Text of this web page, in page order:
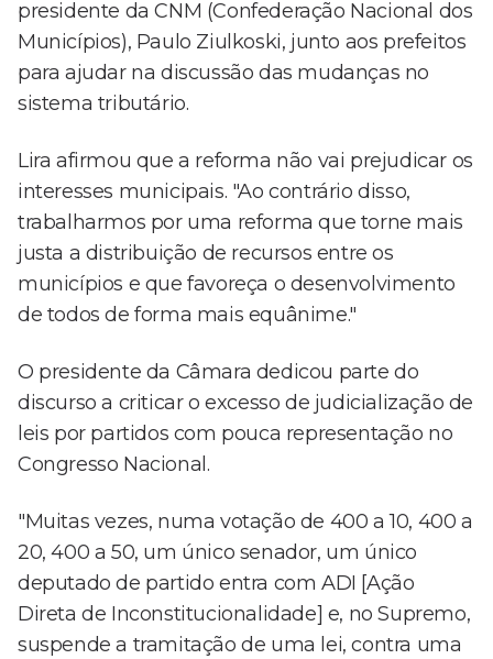
presidente da CNM (Confederação Nacional dos
Municípios), Paulo Ziulkoski, junto aos prefeitos
para ajudar na discussão das mudanças no
sistema tributário.
Lira afirmou que a reforma não vai prejudicar os
interesses municipais. "Ao contrário disso,
trabalharmos por uma reforma que torne mais
justa a distribuição de recursos entre os
municípios e que favoreça o desenvolvimento
de todos de forma mais equânime."
O presidente da Câmara dedicou parte do
discurso a criticar o excesso de judicialização de
leis por partidos com pouca representação no
Congresso Nacional.
"Muitas vezes, numa votação de 400 a 10, 400 a
20, 400 a 50, um único senador, um único
deputado de partido entra com ADI [Ação
Direta de Inconstitucionalidade] e, no Supremo,
suspende a tramitação de uma lei, contra uma